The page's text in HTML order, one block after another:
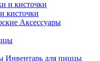
кисточки
Аксессуары
Инвентарь для пиццы